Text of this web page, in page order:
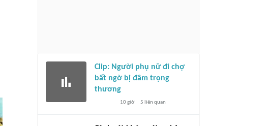
Clip: Người phụ nữ đi chợ
bất ngờ bị đâm trọng
thương
10 giờ 5 liên quan